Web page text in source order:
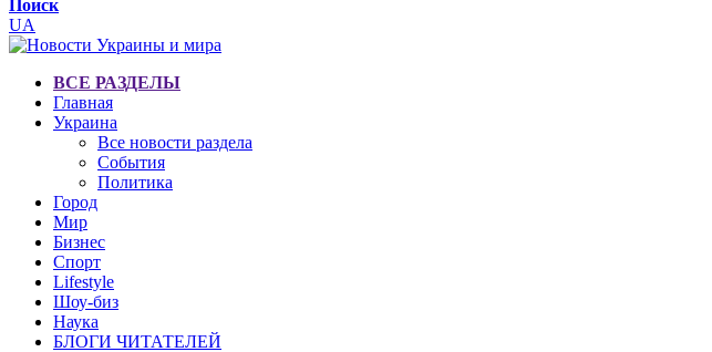
Поиск
UA
ВСЕ РАЗДЕЛЫ
Главная
Украина
Все новости раздела
События
Политика
Город
Мир
Бизнес
Спорт
Lifestyle
Шоу-биз
Наука
БЛОГИ ЧИТАТЕЛЕЙ